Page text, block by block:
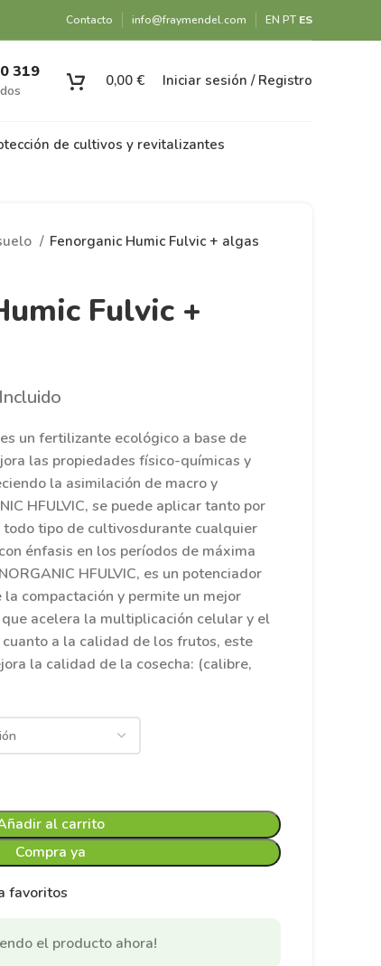
Contacto info@fraymendel.com EN PT ES
319 0,00 € Iniciar sesión / Registro
de cultivos y revitalizantes
Fenorganic Humic Fulvic + algas
Fulvic +
un fertilizante ecológico a base de
las propiedades físico-químicas y
la asimilación de macro y
HFULVIC, se puede aplicar tanto por
tipo de cultivosdurante cualquier
énfasis en los períodos de máxima
HFULVIC, es un potenciador
compactación y permite un mejor
acelera la multiplicación celular y el
a la calidad de los frutos, este
la calidad de la cosecha: (calibre,
al carrito
Compra ya
favoritos
el producto ahora!